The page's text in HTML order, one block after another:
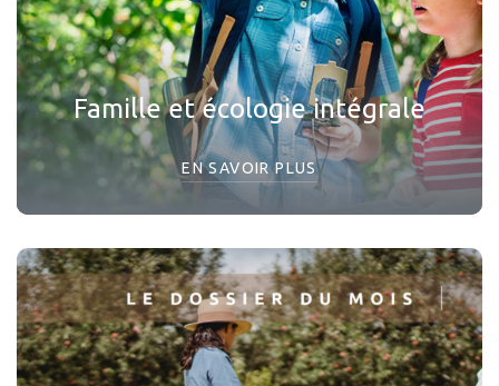
Famille et écologie intégrale
EN SAVOIR PLUS